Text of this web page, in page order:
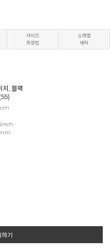
사이즈
측정법
소재별
세탁
지, 블랙
하기